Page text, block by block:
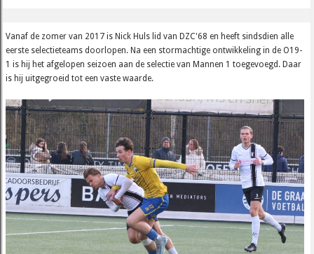
Vanaf de zomer van 2017 is Nick Huls lid van DZC'68 en heeft sindsdien alle
eerste selectieteams doorlopen. Na een stormachtige ontwikkeling in de O19-
1 is hij het afgelopen seizoen aan de selectie van Mannen 1 toegevoegd. Daar
is hij uitgegroeid tot een vaste waarde.